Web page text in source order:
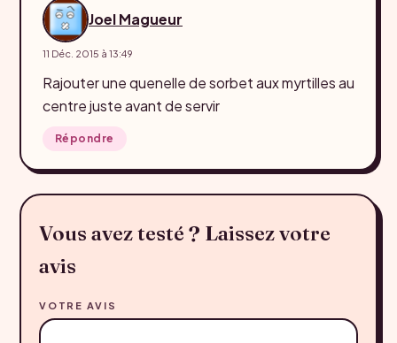
Joel Magueur
11 Déc. 2015 à 13:49
Rajouter une quenelle de sorbet aux myrtilles au
centre juste avant de servir
Répondre
Vous avez testé ? Laissez votre
avis
VOTRE AVIS